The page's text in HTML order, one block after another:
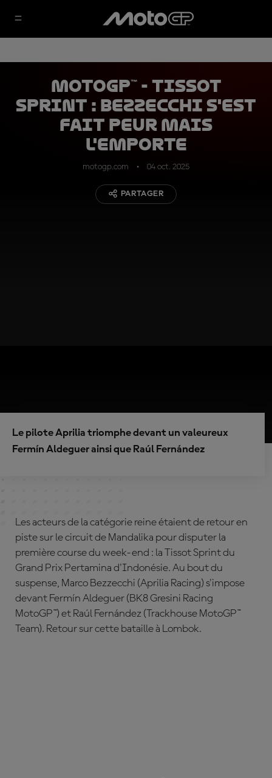
MotoGP™ - Tissot
Sprint : Bezzecchi s'est
fait peur mais
l'emporte
motogp.com 04 oct. 2025
PARTAGER
Le pilote Aprilia triomphe devant un valeureux
Fermín Aldeguer ainsi que Raúl Fernández
Les acteurs de la catégorie reine étaient de retour en
piste sur le circuit de Mandalika pour disputer la
première course du week-end : la Tissot Sprint du
Grand Prix Pertamina d'Indonésie. Au bout du
suspense, Marco Bezzecchi (Aprilia Racing) s'impose
devant Fermín Aldeguer (BK8 Gresini Racing
MotoGP™) et Raúl Fernández (Trackhouse MotoGP™
Team). Retour sur cette bataille à Lombok.